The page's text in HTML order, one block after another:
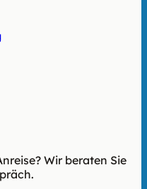
Wir beraten Sie